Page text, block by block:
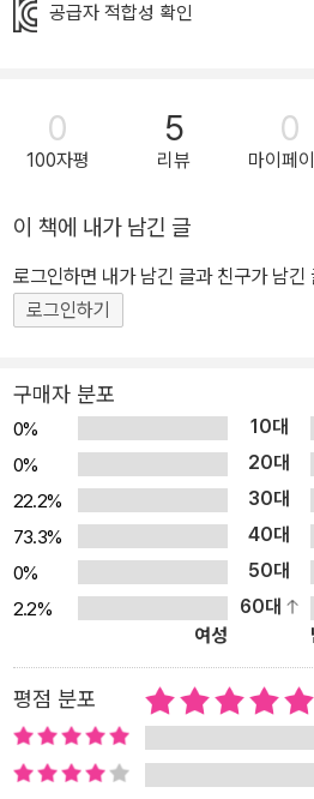
공급자 적합성 확인
0
100자평
5
리뷰
0
마이페
이 책에 내가 남긴 글
로그인하면 내가 남긴 글과 친구가 남긴
로그인하기
구매자 분포
0% 10대
0%
20대
22.2%
30대
73.3%
40대
0%
50대
2.2%
60대
여성
평점 분포